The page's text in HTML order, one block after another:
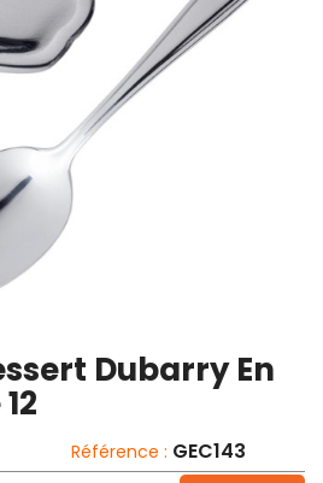
Dubarry En
Référence : GEC143